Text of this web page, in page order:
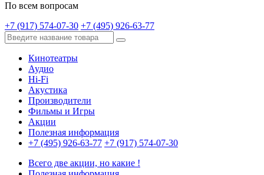
По всем вопросам
+7 (917) 574-07-30 +7 (495) 926-63-77
Кинотеатры
Аудио
Hi-Fi
Акустика
Производители
Фильмы и Игры
Акции
Полезная информация
+7 (495) 926-63-77 +7 (917) 574-07-30
Всего две акции, но какие !